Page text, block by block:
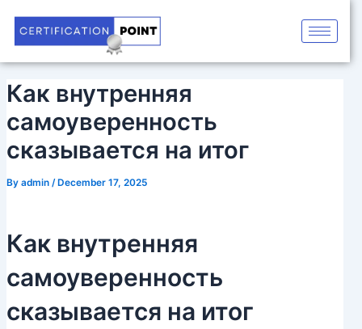
content
Как внутренняя
самоуверенность
сказывается на итог
By admin / December 17, 2025
Как внутренняя
самоуверенность
сказывается на итог
navigation